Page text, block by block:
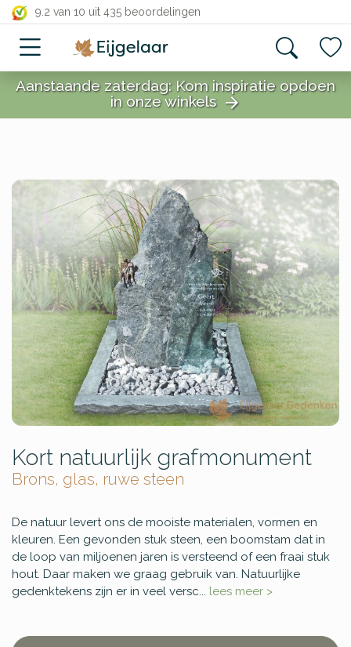
9.2 van 10 uit 435 beoordelingen
close
close
Aanstaande zaterdag: Kom inspiratie opdoen
in onze winkels arrow_forward
Kort natuurlijk grafmonument
Brons, glas, ruwe steen
De natuur levert ons de mooiste materialen, vormen en
kleuren. Een gevonden stuk steen, een boomstam dat in
de loop van miljoenen jaren is versteend of een fraai stuk
hout. Daar maken we graag gebruik van. Natuurlijke
gedenktekens zijn er in veel versc... lees meer >